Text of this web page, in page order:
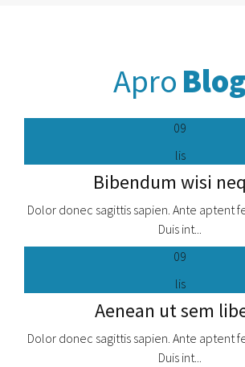
lacinia est. Proin dictum elementum
auctor pulvinar. "
Apro Blog
09
lis
Bibendum wisi
Dolor donec sagittis sapien. Ante aptent
Duis int...
09
lis
Aenean ut sem
Dolor donec sagittis sapien. Ante aptent
Duis int...